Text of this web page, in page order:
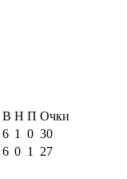
В Н П Очки
6 1 0 30
6 0 1 27